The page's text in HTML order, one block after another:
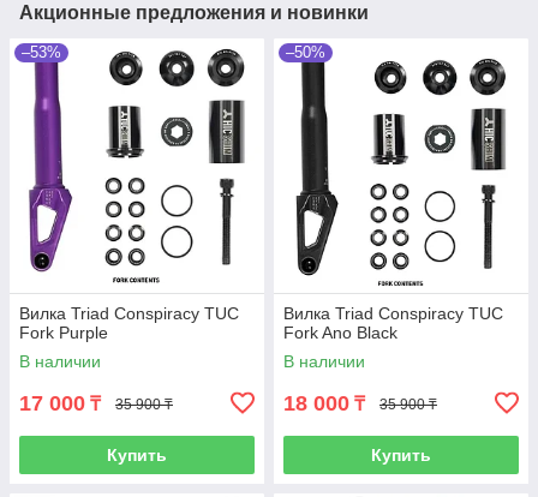
Акционные предложения и новинки
–53%
Вилка Triad Conspiracy TUC
Fork Purple
В наличии
17 000 ₸ 35 900 ₸
Купить
–50%
Вилка Triad Conspiracy TUC
Fork Ano Black
В наличии
18 000 ₸ 35 900 ₸
Купить